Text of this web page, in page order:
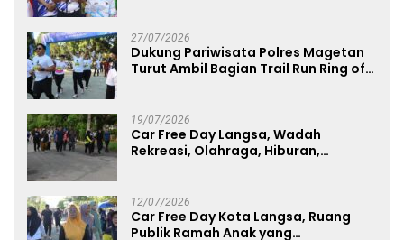
27/07/2026
Dukung Pariwisata Polres Magetan
Turut Ambil Bagian Trail Run Ring of
19/07/2026
Car Free Day Langsa, Wadah
Rekreasi, Olahraga, Hiburan,
12/07/2026
Car Free Day Kota Langsa, Ruang
Publik Ramah Anak yang